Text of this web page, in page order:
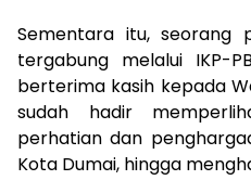
Sementara itu, seorang
tergabung melalui IKP-
berterima kasih kepada
sudah hadir
perhatian dan
Kota Dumai, hingga